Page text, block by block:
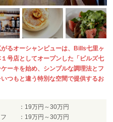
るオーシャンビューは、Bills七里ヶ
号店としてオープンした「ビルズ七
ーキを始め、シンプルな調理法とフ
つもと違う特別な空間で提供するお
19万円～30万円
フ ：19万円～30万円